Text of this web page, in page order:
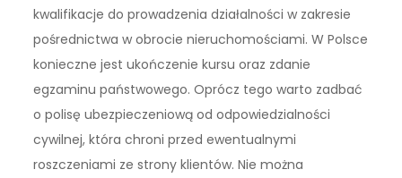
kwalifikacje do prowadzenia działalności w zakresie
pośrednictwa w obrocie nieruchomościami. W Polsce
konieczne jest ukończenie kursu oraz zdanie
egzaminu państwowego. Oprócz tego warto zadbać
o polisę ubezpieczeniową od odpowiedzialności
cywilnej, która chroni przed ewentualnymi
roszczeniami ze strony klientów. Nie można